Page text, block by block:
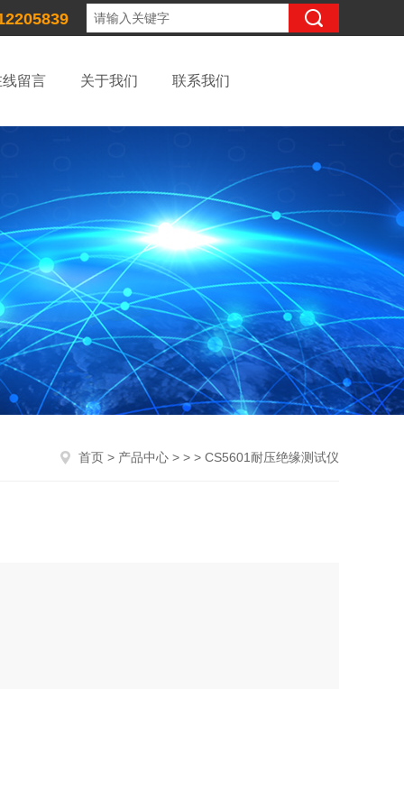
线留言 关于我们 联系我们
首页 > 产品中心 > > > CS5601耐压绝缘测试仪